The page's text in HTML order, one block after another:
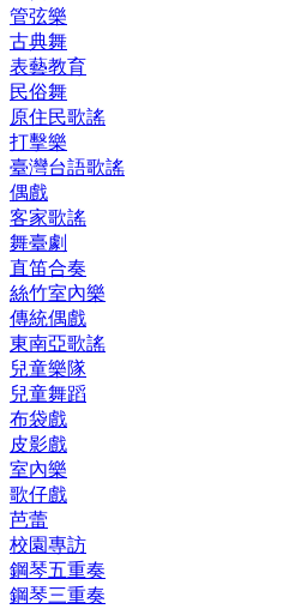
管弦樂
古典舞
表藝教育
民俗舞
原住民歌謠
打擊樂
臺灣台語歌謠
偶戲
客家歌謠
舞臺劇
直笛合奏
絲竹室內樂
傳統偶戲
東南亞歌謠
兒童樂隊
兒童舞蹈
布袋戲
皮影戲
室內樂
歌仔戲
芭蕾
校園專訪
鋼琴五重奏
鋼琴三重奏